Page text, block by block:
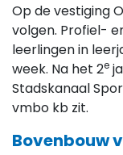
Op de vestiging
volgen. Profiel-
leerlingen in
week. Na het 2e
Stadskanaal
vmbo kb zit.
Bovenbouw